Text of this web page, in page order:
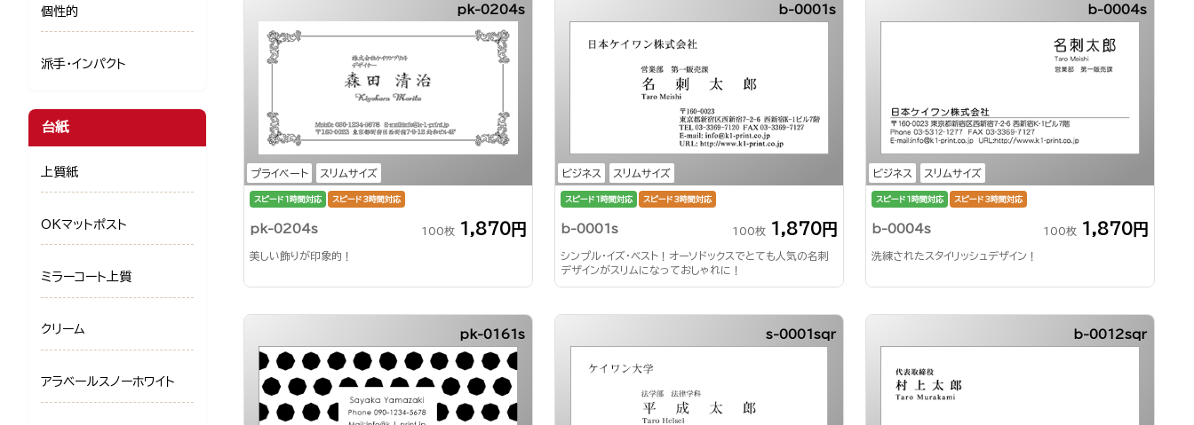
プライベート スリムサイズ
pk-0204s
スピード1時間対応 スピード3時間対応
pk-0204s 100枚 1,870円
美しい飾りが印象的！
ビジネス スリムサイズ
b-0001s
スピード1時間対応 スピード3時間対応
b-0001s 100枚 1,870円
シンプル・イズ・ベスト！オーソドックスでとても人気の名刺
デザインがスリムになっておしゃれに！
ビジネス スリムサイズ
b-0004s
スピード1時間対応 スピード3時間対応
b-0004s 100枚 1,870円
洗練されたスタイリッシュデザイン！
pk-0161s s-0001sqr b-0012sqr
個性的
派手・インパクト
台紙
上質紙
OKマットポスト
ミラーコート上質
クリーム
アラベールスノーホワイト